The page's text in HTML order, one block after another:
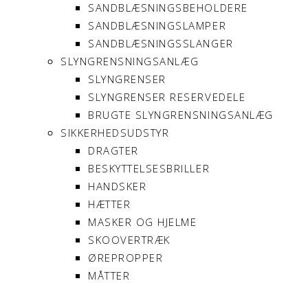
SANDBLÆSNINGSBEHOLDERE
SANDBLÆSNINGSLAMPER
SANDBLÆSNINGSSLANGER
SLYNGRENSNINGSANLÆG
SLYNGRENSER
SLYNGRENSER RESERVEDELE
BRUGTE SLYNGRENSNINGSANLÆG
SIKKERHEDSUDSTYR
DRAGTER
BESKYTTELSESBRILLER
HANDSKER
HÆTTER
MASKER OG HJELME
SKOOVERTRÆK
ØREPROPPER
MÅTTER